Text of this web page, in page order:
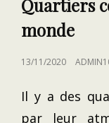
Quartiers
monde
POSTED
13/11/2020
Il y a des
par leur